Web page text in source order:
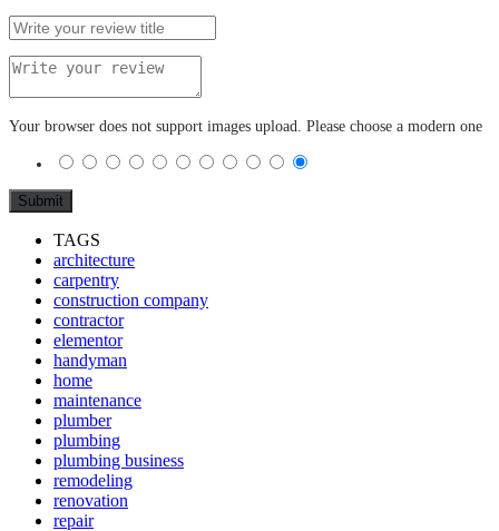
Your browser does not support images upload. Please choose a modern one
TAGS
architecture
carpentry
construction company
contractor
elementor
handyman
home
maintenance
plumber
plumbing
plumbing business
remodeling
renovation
repair